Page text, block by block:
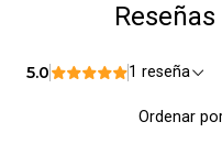
5.0 1 reseña
Ordenar